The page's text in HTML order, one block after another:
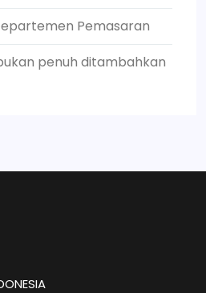
Pemasaran
penuh ditambahkan